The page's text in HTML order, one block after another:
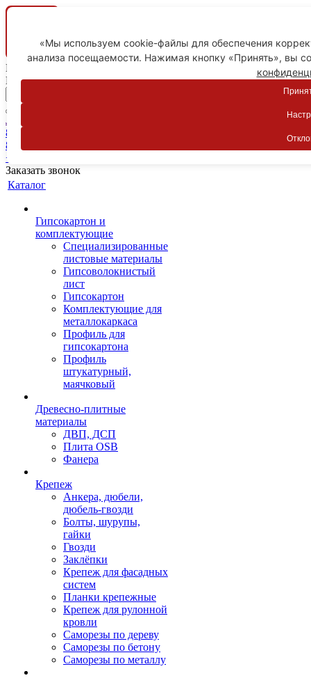
Ваш город
Пятигорск
Личный кабинет
8-800-775-59-89
8-800-775-59-89
+7 918 754-83-77
Заказать звонок
Каталог
Гипсокартон и
комплектующие
Специализированные
листовые материалы
Гипсоволокнистый
лист
Гипсокартон
Комплектующие для
металлокаркаса
Профиль для
гипсокартона
Профиль
штукатурный,
маячковый
Древесно-плитные
материалы
ДВП, ДСП
Плита OSB
Фанера
Крепеж
Анкера, дюбели,
дюбель-гвозди
Болты, шурупы,
гайки
Гвозди
Заклёпки
Крепеж для фасадных
систем
Планки крепежные
Крепеж для рулонной
кровли
Саморезы по дереву
Саморезы по бетону
Саморезы по металлу
«Мы используем cookie-файлы для обеспечения
анализа посещаемости. Нажимая кнопку «Принять», вы